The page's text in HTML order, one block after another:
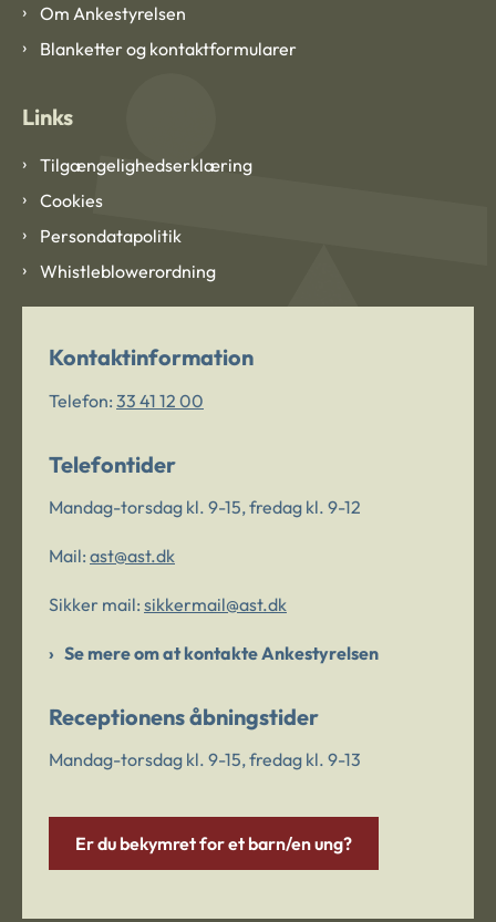
Om Ankestyrelsen
Blanketter og kontaktformularer
Links
Tilgængelighedserklæring
Cookies
Persondatapolitik
Whistleblowerordning
Kontaktinformation
Telefon: 33 41 12 00
Telefontider
Mandag-torsdag kl. 9-15, fredag kl. 9-12
Mail: ast@ast.dk
Sikker mail: sikkermail@ast.dk
Se mere om at kontakte Ankestyrelsen
Receptionens åbningstider
Mandag-torsdag kl. 9-15, fredag kl. 9-13
Er du bekymret for et barn/en ung?